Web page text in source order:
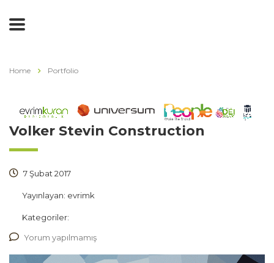
Home Portfolio
Volker Stevin Construction
7 Şubat 2017
Yayınlayan: evrimk
Kategoriler:
Yorum yapılmamış